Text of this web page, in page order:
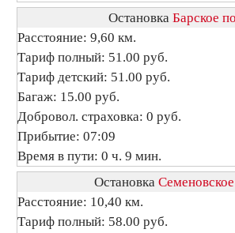
Остановка Барское
Расстояние: 9,60 км.
Тариф полный: 51.00 руб.
Тариф детский: 51.00 руб.
Багаж: 15.00 руб.
Добровол. страховка: 0 руб.
Прибытие: 07:09
Время в пути: 0 ч. 9 мин.
Остановка
Расстояние: 10,40 км.
Тариф полный: 58.00 руб.